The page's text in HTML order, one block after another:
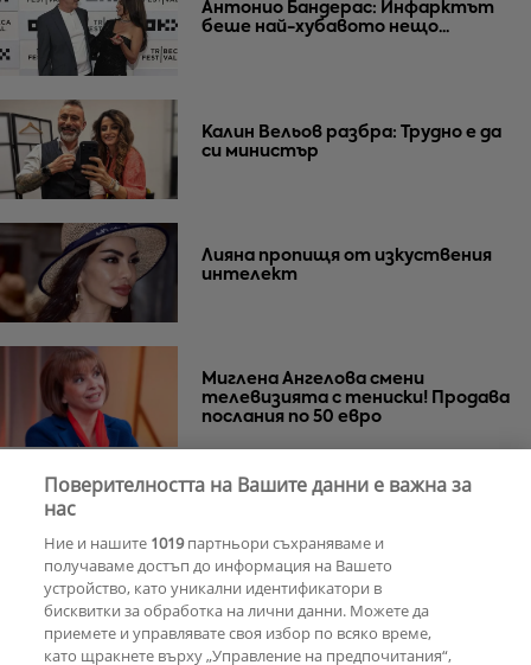
Антонио Бандерас: Инфарктът
беше най-хубавото нещо...
Калин Вельов разбра: Трудно е да
си министър
Лияна пропищя от изкуствения
интелект
Миглена Ангелова смени
телевизията с тениски! Продава
послания по 50 евро
РЕКЛАМА
Поверителността на Вашите данни е важна за
нас
Ние и нашите 1019партньори съхраняваме и
получаваме достъп до информация на Вашето
устройство, като уникални идентификатори в
бисквитки за обработка на лични данни. Можете да
приемете и управлявате своя избор по всяко време,
като щракнете върху „Управление на предпочитания“,